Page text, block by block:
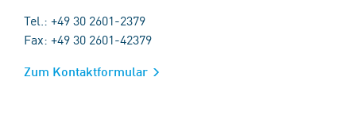
Tel.: +49 30 2601-2379
Fax: +49 30 2601-42379
Zum Kontaktformular